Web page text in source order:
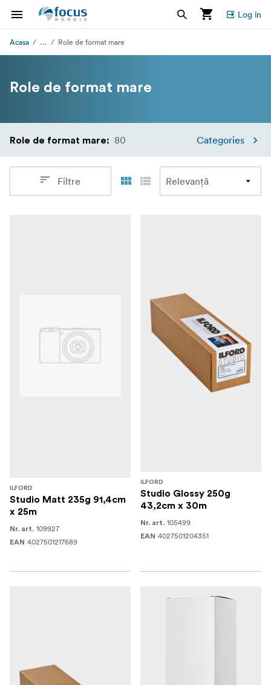
Log in
Acasa ... Role de format mare
Role de format mare
Role de format mare: 80 Categories
Filtre
ILFORD
Studio Matt 235g 91,4cm
x 25m
Nr. art. 109927
EAN 4027501217689
ILFORD
Studio Glossy 250g
43,2cm x 30m
Nr. art. 105499
EAN 4027501204351